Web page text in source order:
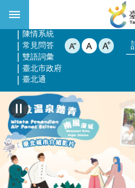
跳到主要內容區塊
網站導覽
陳情系統
常見問答
雙語詞彙
臺北市政府
臺北通